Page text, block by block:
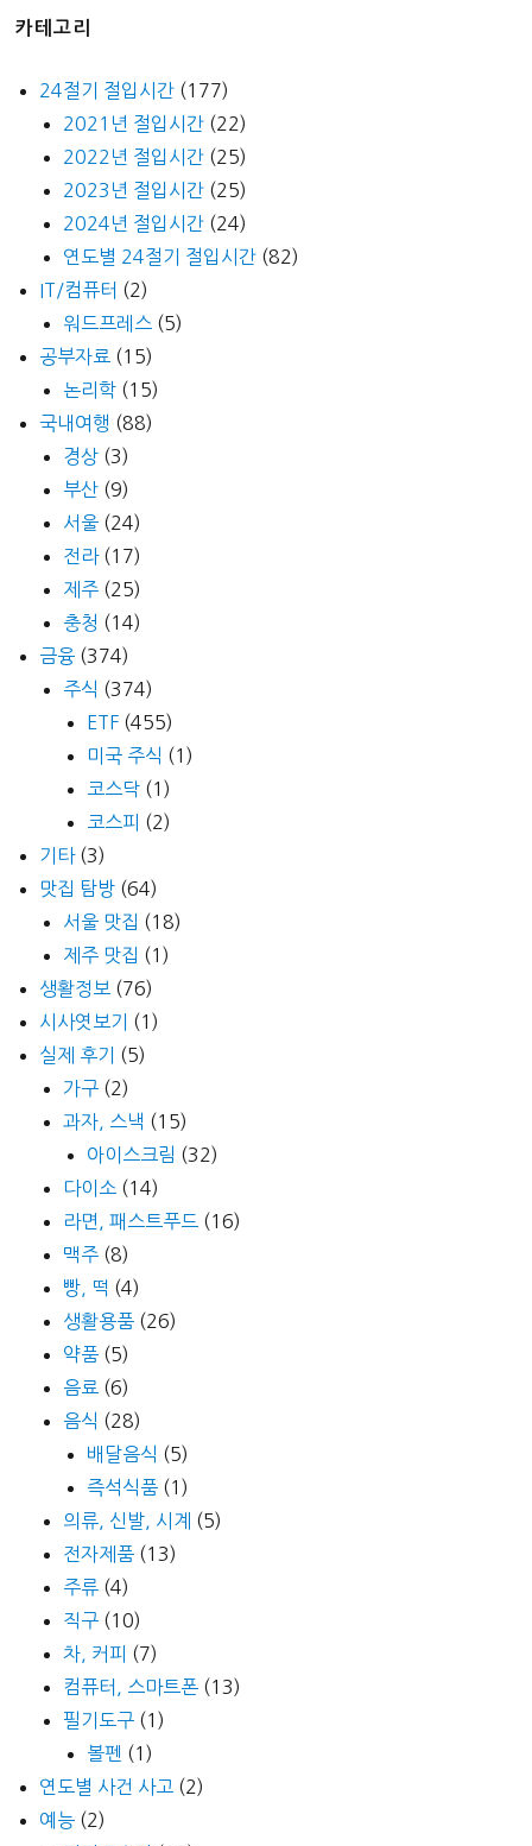
카테고리
24절기 절입시간 (177)
2021년 절입시간 (22)
2022년 절입시간 (25)
2023년 절입시간 (25)
2024년 절입시간 (24)
연도별 24절기 절입시간 (82)
IT/컴퓨터 (2)
워드프레스 (5)
공부자료 (15)
논리학 (15)
국내여행 (88)
경상 (3)
부산 (9)
서울 (24)
전라(17)
제주 (25)
충청 (14)
금융 (374)
주식 (374)
ETF (455)
미국 주식 (1)
코스닥 (1)
코스피 (2)
기타(3)
맛집 탐방 (64)
서울 맛집 (18)
제주 맛집 (1)
생활정보 (76)
시사엿보기
(1)
실제 후기
(5)
가구 (2)
과자, 스낵 (15)
아이스크림 (32)
다이소 (14)
라면, 패스트푸드 (16)
맥주 (8)
빵, 떡 (4)
생활용품 (26)
약품 (5)
음료 (6)
음식 (28)
배달음식 (5)
즉석식품 (1)
의류, 신발, 시계
(5)
전자제품 (13)
주류 (4)
직구 (10)
차, 커피 (7)
컴퓨터, 스마트폰 (13)
필기도구 (1)
볼펜 (1)
연도별 사건 사고 (2)
예능 (2)